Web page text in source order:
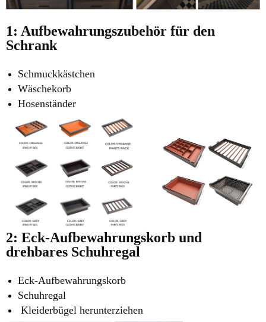
1: Aufbewahrungszubehör für den
Schrank
Schmuckkästchen
Wäschekorb
Hosenständer
2: Eck-Aufbewahrungskorb und
drehbares Schuhregal
Eck-Aufbewahrungskorb
Schuhregal
Kleiderbügel herunterziehen